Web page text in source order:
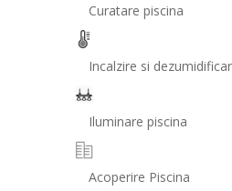
Curatare piscina
Incalzire si
Iluminare piscina
Acoperire Piscina